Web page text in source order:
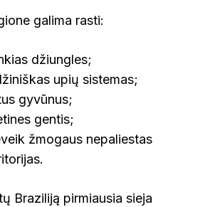
galima rasti:
džiungles;
upių sistemas;
gyvūnus;
gentis;
žmogaus nepaliestas
Braziliją pirmiausia sieja